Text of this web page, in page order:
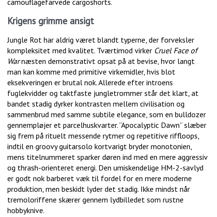
camouflagefarvede cargoshorts.
Krigens grimme ansigt
Jungle Rot har aldrig været blandt typerne, der forveksler
kompleksitet med kvalitet. Tværtimod virker Cruel Face of
Warnæsten demonstrativt opsat på at bevise, hvor langt
man kan komme med primitive virkemidler, hvis blot
eksekveringen er brutal nok. Allerede efter introens
fuglekvidder og taktfaste jungletrommer står det klart, at
bandet stadig dyrker kontrasten mellem civilisation og
sammenbrud med samme subtile elegance, som en bulldozer
gennempløjer et parcelhuskvarter. “Apocalyptic Dawn” slæber
sig frem på rituelt messende rytmer og repetitive riffloops,
indtil en groovy guitarsolo kortvarigt bryder monotonien,
mens titelnummeret sparker døren ind med en mere aggressiv
og thrash-orienteret energi. Den umiskendelige HM-2-savlyd
er godt nok barberet væk til fordel for en mere moderne
produktion, men beskidt lyder det stadig. Ikke mindst når
tremoloriffene skærer gennem lydbilledet som rustne
hobbyknive.